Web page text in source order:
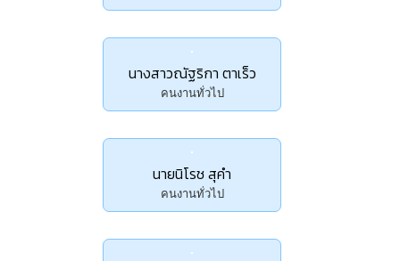
นางสาวณัฐริกา ตาเร็ว
คนงานทั่วไป
นายนิโรช สุคำ
คนงานทั่วไป